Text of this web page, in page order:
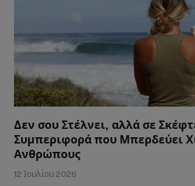
Δεν σου Στέλνει, αλλά σε
Συμπεριφορά που Μπερδεύει
Ανθρώπους
12 Ιουλίου 2026